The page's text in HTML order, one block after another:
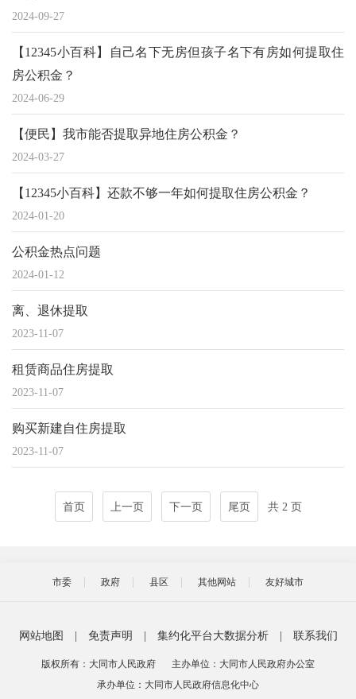
2024-09-27
【12345小百科】自己名下无房但孩子名下有房如何提取住
房公积金？
2024-06-29
【便民】我市能否提取异地住房公积金？
2024-03-27
【12345小百科】还款不够一年如何提取住房公积金？
2024-01-20
公积金热点问题
2024-01-12
离、退休提取
2023-11-07
租赁商品住房提取
2023-11-07
购买新建自住房提取
2023-11-07
首页 上一页 下一页 尾页 共 2 页
市委 政府 县区 其他网站 友好城市
网站地图 免责声明 集约化平台大数据分析 联系我们
版权所有：大同市人民政府
主办单位：大同市人民政府办公室
承办单位：大同市人民政府信息化中心